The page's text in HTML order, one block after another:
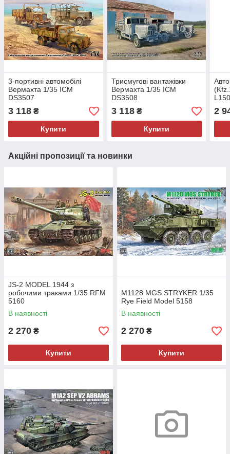
3-портивні автомобілі
Вермахта 1/35 ICM
DS3507
3 118 ₴
Купити
Трисмугові вантажівки
Вермахта 1/35 ICM
DS3508
3 118₴
Купити
2
Акційні пропозиції та новинки
JS-2 MODEL 1944 з
робочими траками 1/35 RFM
5160
В наявності
2 270 ₴
Купити
M1128 MGS STRYKER 1/35
Rye Field Model 5158
В наявності
2 270 ₴
Купити